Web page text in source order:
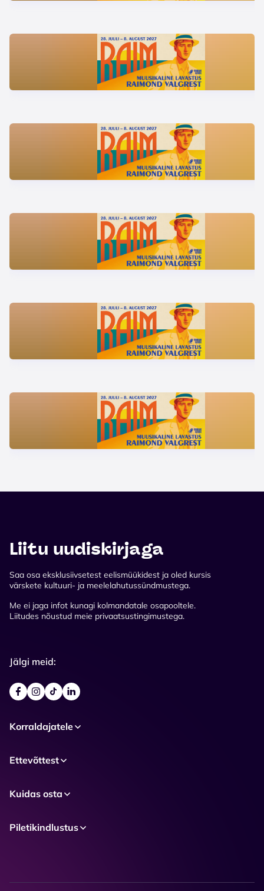
Liitu uudiskirjaga
Saa osa eksklusiivsetest eelismüükidest ja oled kursis
värskete kultuuri- ja meelelahutussündmustega.
Me ei jaga infot kunagi kolmandatale osapooltele.
Liitudes nõustud meie privaatsustingimustega.
Jälgi meid:
Korraldajatele
Ettevõttest
Kuidas osta
Piletikindlustus